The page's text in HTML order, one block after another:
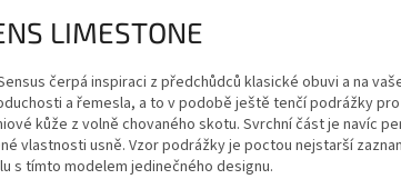
LIMESTONE
čerpá inspiraci z předchůdců klasické obuvi a na
a řemesla, a to v podobě ještě tenčí podrážky pro
kůže z volně chovaného skotu. Svrchní část je navíc
vlastnosti usně. Vzor podrážky je poctou nejstarší
s tímto modelem jedinečného designu.